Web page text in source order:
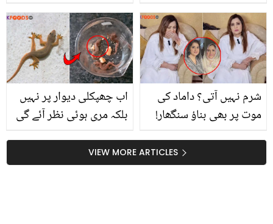
بریانی بیچنے کا مشورہ
کس نے دیا تھا؟
اب چھپکلی دیوار پر نہیں
بلکہ مری ہوئی نظر آئے گی
بھگانے کی سب سے طاقتور
ٹپ
شرم نہیں آتی؟ داماد کی
موت پر بھی بناؤ سنگھار!
میں اظہارِ غم لوگوں کو
دنگ کر گیا
VIEW MORE ARTICLES